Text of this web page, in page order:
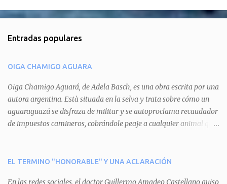
o
e
t
a
r
i
o
Entradas populares
OIGA CHAMIGO AGUARA
Oiga Chamigo Aguará, de Adela Basch, es una obra escrita por una
autora argentina. Està situada en la selva y trata sobre cómo un
aguaraguazú se disfraza de militar y se autoproclama recaudador
de impuestos camineros, cobrándole peaje a cualquier animal que
aguará le provoca. De igual manera pasa con Tatú, el armadillo.
EL TERMINO "HONORABLE" Y UNA ACLARACIÓN
En las redes sociales, el doctor Guillermo Amadeo Castellano quiso